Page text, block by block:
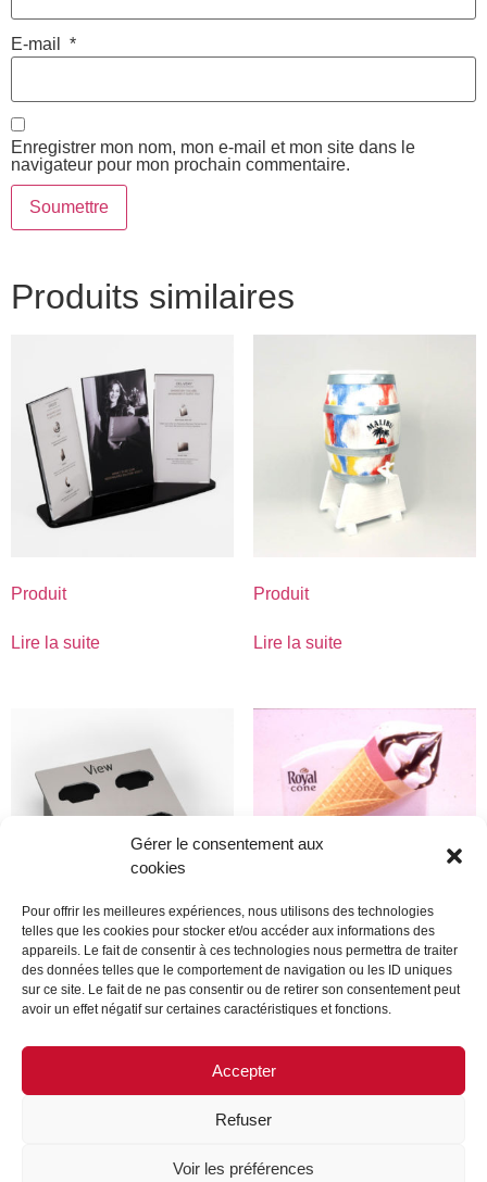
Gérer le consentement aux
cookies
Pour offrir les meilleures expériences, nous utilisons des technologies
telles que les cookies pour stocker et/ou accéder aux informations des
appareils. Le fait de consentir à ces technologies nous permettra de traiter
des données telles que le comportement de navigation ou les ID uniques
sur ce site. Le fait de ne pas consentir ou de retirer son consentement peut
avoir un effet négatif sur certaines caractéristiques et fonctions.
Accepter
Refuser
Voir les préférences
E-mail *
Enregistrer mon nom, mon e-mail et mon site dans le
navigateur pour mon prochain commentaire.
Produits similaires
Produit
Lire la suite
Produit
Lire la suite
Produit
Lire la suite
Produit
Lire la suite